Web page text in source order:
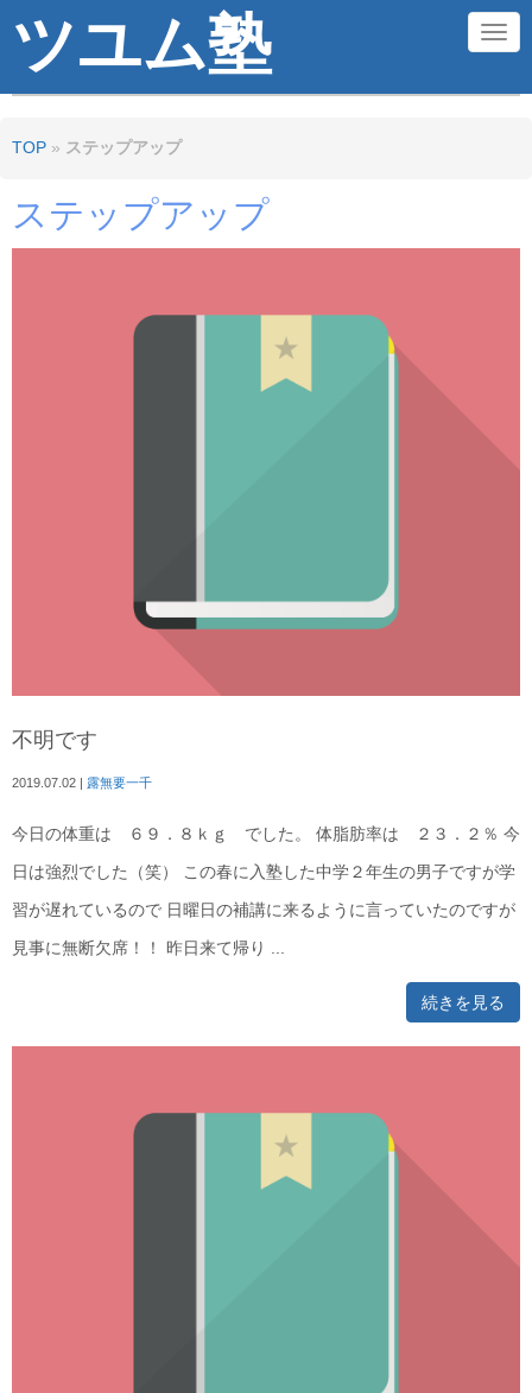
ツユム塾 N
TOP » ステップアップ
ステップアップ
不明です
2019.07.02 | 露無要一千
今日の体重は ６９．８ｋｇ でした。 体脂肪率は ２３．２％ 今
日は強烈でした（笑） この春に入塾した中学２年生の男子ですが学
習が遅れているので 日曜日の補講に来るように言っていたのですが
見事に無断欠席！！ 昨日来て帰り ...
続きを見る